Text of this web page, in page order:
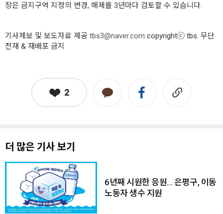
장은 금지구역 지정의 변경, 해제를 3년마다 검토할 수 있습니다.
기사제보 및 보도자료 제공 tbs3@naver.com copyrightⓒ tbs. 무단
전재 & 재배포 금지
2
더 많은 기사 보기
6년째 시원한 응원… 은평구, 이동
노동자 생수 지원